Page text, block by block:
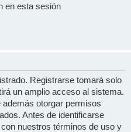
en esta sesión
Registrarse tomará solo
un amplio acceso al sistema.
además otorgar permisos
Antes de identificarse
nuestros términos de uso y